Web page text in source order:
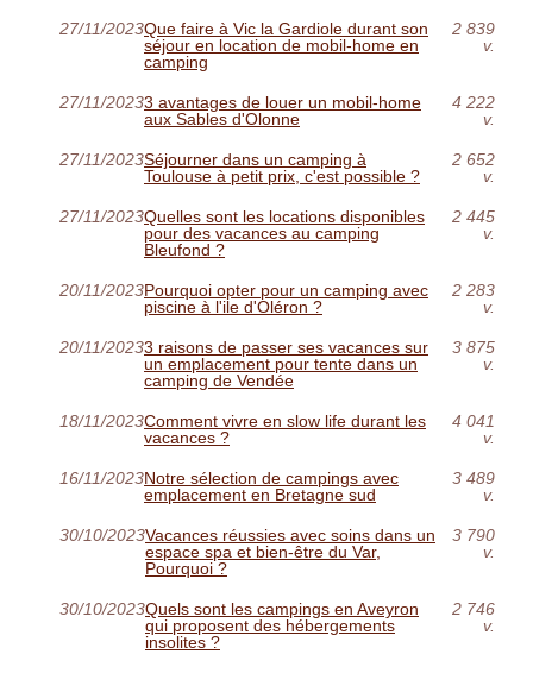
27/11/2023Que faire à Vic la Gardiole durant son
séjour en location de mobil-home en
camping
2 839
v.
27/11/20233 avantages de louer un mobil-home
aux Sables d'Olonne
4 222
v.
27/11/2023Séjourner dans un camping à
Toulouse à petit prix, c'est possible ?
2 652
v.
27/11/2023Quelles sont les locations disponibles
pour des vacances au camping
Bleufond ?
2 445
v.
20/11/2023Pourquoi opter pour un camping avec
piscine à l'ile d'Oléron ?
2 283
v.
20/11/20233 raisons de passer ses vacances sur
un emplacement pour tente dans un
camping de Vendée
3 875
v.
18/11/2023Comment vivre en slow life durant les
vacances ?
4 041
v.
16/11/2023Notre sélection de campings avec
emplacement en Bretagne sud
3 489
v.
30/10/2023Vacances réussies avec soins dans un
espace spa et bien-être du Var,
Pourquoi ?
3 790
v.
30/10/2023Quels sont les campings en Aveyron
qui proposent des hébergements
insolites ?
2 746
v.